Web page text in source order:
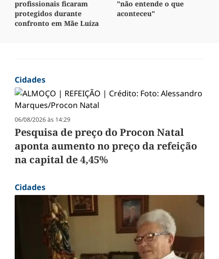
profissionais ficaram
protegidos durante
confronto em Mãe Luíza
"não entende o que
aconteceu"
Cidades
06/08/2026 às 14:29
Pesquisa de preço do Procon Natal
aponta aumento no preço da refeição
na capital de 4,45%
Cidades